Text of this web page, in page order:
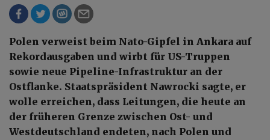
Polen verweist beim Nato-Gipfel in Ankara auf
Rekordausgaben und wirbt für US-Truppen
sowie neue Pipeline-Infrastruktur an der
Ostflanke. Staatspräsident Nawrocki sagte, er
wolle erreichen, dass Leitungen, die heute an
der früheren Grenze zwischen Ost- und
Westdeutschland endeten, nach Polen und